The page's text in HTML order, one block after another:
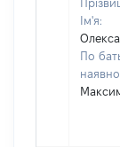
Ім'я:
По